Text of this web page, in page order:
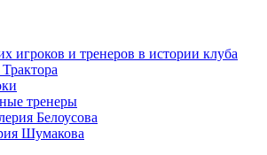
игроков и тренеров в истории клуба
тренеры
Белоусова
Шумакова